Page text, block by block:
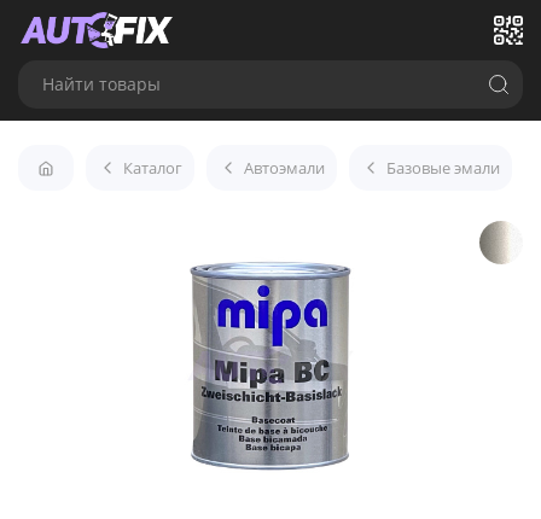
Найти товары
Каталог Автоэмали Базовые эмали